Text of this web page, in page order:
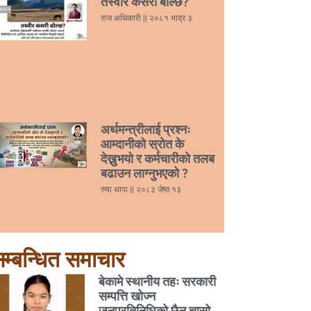
राज अधिकारी २०८१ भाद्र ३
अर्थमन्त्रीलाई प्रश्नः
आम्दानीको स्रोत के
देख्नुभयो र कर्मचारीको तलब
बढाउन लाग्नुभएको ?
रुषा थापा २०८३ जेष्ठ १३
समाचार
बेकामे स्थानीय तहः सरकारी
सम्पत्ति खोज्न